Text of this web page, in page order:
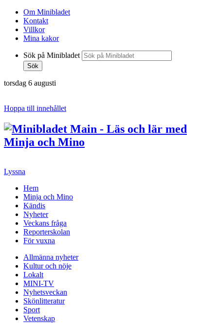
Om Minibladet
Kontakt
Villkor
Mina kakor
Sök på Minibladet
Sök
torsdag 6 augusti
Hoppa till innehållet
Lyssna
Hem
Minja och Mino
Kändis
Nyheter
Veckans fråga
Reporterskolan
För vuxna
Allmänna nyheter
Kultur och nöje
Lokalt
MINI-TV
Nyhetsveckan
Skönlitteratur
Sport
Vetenskap